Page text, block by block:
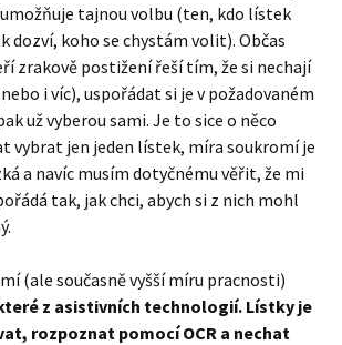
tajnou volbu (ten, kdo lístek
dozví, koho se chystám volit). Občas
zrakově postižení řeší tím, že si nechají
i víc), uspořádat si je v požadovaném
už vyberou sami. Je to sice o něco
vybrat jen jeden lístek, míra soukromí je
a navíc musím dotyčnému věřit, že mi
tak, jak chci, abych si z nich mohl
(ale současně vyšší míru pracnosti)
z asistivních technologií. Lístky je
rozpoznat pomocí OCR a nechat